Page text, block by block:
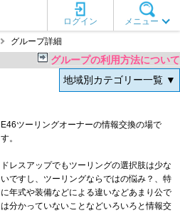
メニュー
ログイン
グループ詳細
グループの利用方法について
地域別カテゴリー一覧 ▼
E46ツーリングオーナーの情報交換の場で
す。
ドレスアップでもツーリングの選択肢は少な
いですし、ツーリングならではの悩み？、特
に年式や装備などによる違いなどあまり公で
は分かっていないことなどいろいろと情報交